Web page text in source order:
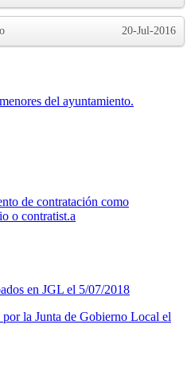
20-Jul-2016
del ayuntamiento.
de contratación como
o contratist.a
en JGL el 5/07/2018
la Junta de Gobierno Local el